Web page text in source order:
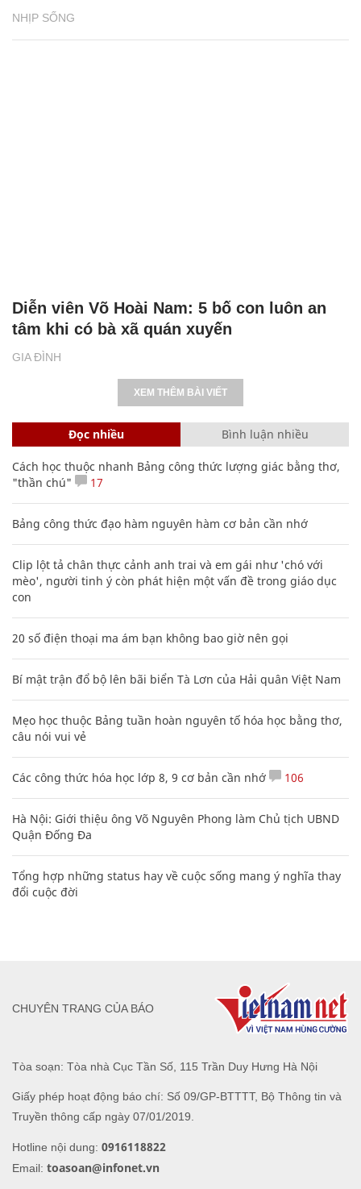
NHỊP SỐNG
GIA ĐÌNH
Diễn viên Võ Hoài Nam: 5 bố con luôn an
tâm khi có bà xã quán xuyến
XEM THÊM BÀI VIẾT
Đọc nhiều Bình luận nhiều
Cách học thuộc nhanh Bảng công thức lượng giác bằng thơ,
"thần chú"
17
Bảng công thức đạo hàm nguyên hàm cơ bản cần nhớ
Clip lột tả chân thực cảnh anh trai và em gái như 'chó với
mèo', người tinh ý còn phát hiện một vấn đề trong giáo dục
con
20 số điện thoại ma ám bạn không bao giờ nên gọi
Bí mật trận đổ bộ lên bãi biển Tà Lơn của Hải quân Việt Nam
Mẹo học thuộc Bảng tuần hoàn nguyên tố hóa học bằng thơ,
câu nói vui vẻ
Các công thức hóa học lớp 8, 9 cơ bản cần nhớ 106
Hà Nội: Giới thiệu ông Võ Nguyên Phong làm Chủ tịch UBND
Quận Đống Đa
Tổng hợp những status hay về cuộc sống mang ý nghĩa thay
đổi cuộc đời
Tòa soạn: Tòa nhà Cục Tần Số, 115 Trần Duy Hưng Hà Nội
Giấy phép hoạt động báo chí: Số 09/GP-BTTTT, Bộ Thông tin và
Truyền thông cấp ngày 07/01/2019.
Hotline nội dung: 0916118822
Email: toasoan@infonet.vn
CHUYÊN TRANG CỦA BÁO